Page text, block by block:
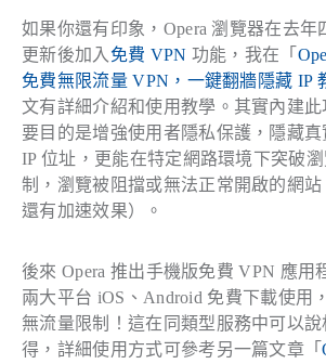
如果你還有印象，Opera 瀏覽器在去年
更新後加入 免費 VPN 功能，我在「
免費無限流量 VPN，一鍵翻牆隱藏 IP
文有詳細介紹和使用教學。其實內建此
要目的是增強使用者隱私保護，隱藏真
IP 位址，更能在特定網路環境下突破
制，瀏覽被阻擋或無法正常開啟的網站
還有加速效果）。
後來 Opera 推出手機版免費 VPN 應用
兩大平台 iOS、Android 免費下載使用
無流量限制！這在同類型服務中可以說
得，詳細使用方式可參考另一篇文章「